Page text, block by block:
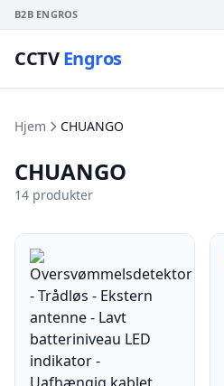
B2B ENGROS
CCTVEngros
Hjem CHUANGO
CHUANGO
14 produkter